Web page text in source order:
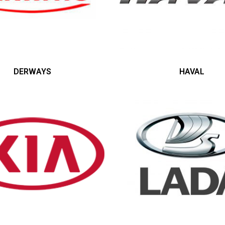
DERWAYS HAVAL